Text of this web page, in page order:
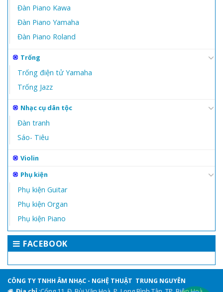
Đàn Piano Kawa
Đàn Piano Yamaha
Đàn Piano Roland
Trống
Trống điện tử Yamaha
Trống Jazz
Nhạc cụ dân tộc
Đàn tranh
Sáo- Tiêu
Violin
Phụ kiện
Phụ kiện Guitar
Phụ kiện Organ
Phụ kiện Piano
FACEBOOK
CÔNG TY TNHH ÂM NHẠC - NGHỆ THUẬT TRUNG NGUYÊN